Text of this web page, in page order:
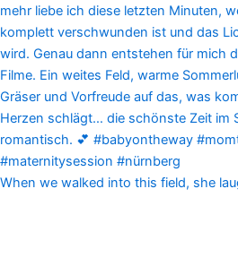
When we walked into this field, she